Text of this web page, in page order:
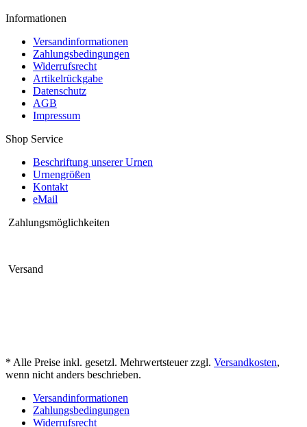
Informationen
Versandinformationen
Zahlungsbedingungen
Widerrufsrecht
Artikelrückgabe
Datenschutz
AGB
Impressum
Shop Service
Beschriftung unserer Urnen
Urnengrößen
Kontakt
eMail
Zahlungsmöglichkeiten
Versand
* Alle Preise inkl. gesetzl. Mehrwertsteuer zzgl. Versandkosten,
wenn nicht anders beschrieben.
Versandinformationen
Zahlungsbedingungen
Widerrufsrecht